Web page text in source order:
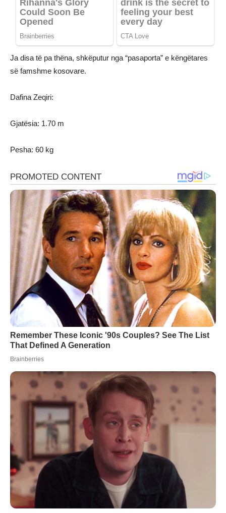
Ja disa të pa thëna, shkëputur nga “pasaporta” e këngëtares
së famshme kosovare.
Dafina Zeqiri:
Gjatësia: 1.70 m
Pesha: 60 kg